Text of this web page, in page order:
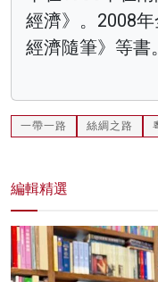
經濟》。2008
經濟隨筆》等書。
一帶一路 絲綢之路
編輯精選